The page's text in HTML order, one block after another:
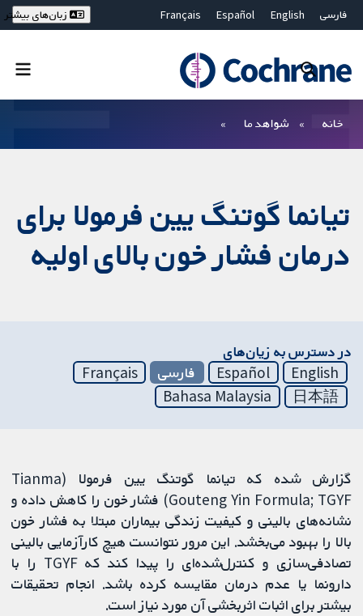
فارسی English
Español
Français
Bahasa Malaysia
ไทย
繁體中文
زبان‌های بیشتر
خانه شواهد ما
تیانما گوتنگ یین فرمولا برای
درمان فشار خون بالای اولیه
در دسترس به زیان‌های
English
Español فارسی
Français
日本語
Bahasa Malaysia
گزارش شده که تیانما گوتنگ یین فرمولا (Tianma
Gouteng Yin Formula; TGYF) فشار خون را کاهش داده و
نشانه‌های بالینی و کیفیت زندگی بیماران مبتلا به فشار خون
بالا را بهبود می‌بخشد. این مرور نتوانست هیچ کارآزمایی بالینی
تصادفی‌سازی و کنترل‌شده‌ای را پیدا کند که TGYF را با
دارونما یا عدم درمان مقایسه کرده باشد. انجام تحقیقات
بیشتر برای اثبات اثربخشی آن مورد نیاز است.